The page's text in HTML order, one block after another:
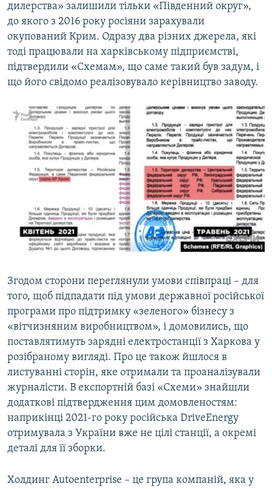
дилерства» залишили тільки «Південний округ»,
до якого з 2016 року росіяни зарахували
окупований Крим. Одразу два різних джерела, які
тоді працювали на харківському підприємстві,
підтвердили «Схемам», що саме такий був задум, і
що його свідомо реалізовувало керівництво заводу.
Згодом сторони переглянули умови співпраці – для
того, щоб підпадати під умови державної російської
програми про підтримку «зеленого» бізнесу з
«вітчизняним виробництвом», і домовились, що
поставлятимуть зарядні електростанції з Харкова у
розібраному вигляді. Про це також йшлося в
листуванні сторін, яке отримали та проаналізували
журналісти. В експортній базі «Схеми» знайшли
додаткові підтвердження цим домовленостям:
наприкінці 2021-го року російська DriveEnergy
отримувала з України вже не цілі станції, а окремі
деталі для її зборки.
Холдинг Autoenterprise – це група компаній, яка у